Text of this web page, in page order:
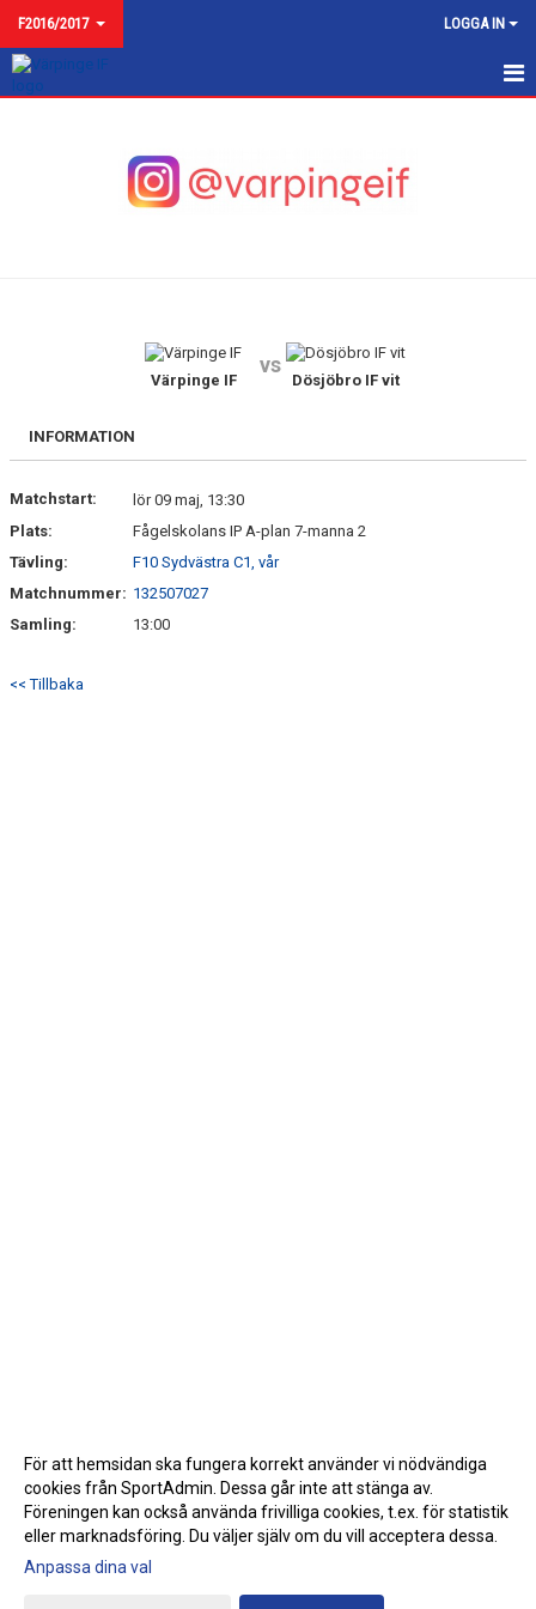
F2016/2017 LOGGA IN
DOKUMENT
Värpinge IF
vs
Dösjöbro IF vit
INFORMATION
Matchstart:
lör 09 maj, 13:30
Plats:
Fågelskolans IP A-plan 7-manna 2
Tävling:
F10 Sydvästra C1, vår
Matchnummer: 132507027
Samling:
13:00
<< Tillbaka
Gå till Webbversion
För att hemsidan ska fungera korrekt använder vi nödvändiga
cookies från SportAdmin. Dessa går inte att stänga av.
Föreningen kan också använda frivilliga cookies, t.ex. för statistik
eller marknadsföring. Du väljer själv om du vill acceptera dessa.
Anpassa dina val